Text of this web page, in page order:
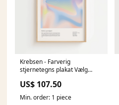
Krebsen - Farverig
stjernetegns plakat Vælg
US$ 107.50
Min. order: 1 piece